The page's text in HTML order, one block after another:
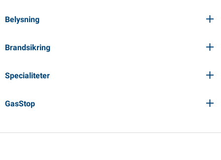
Belysning
Brandsikring
Specialiteter
GasStop